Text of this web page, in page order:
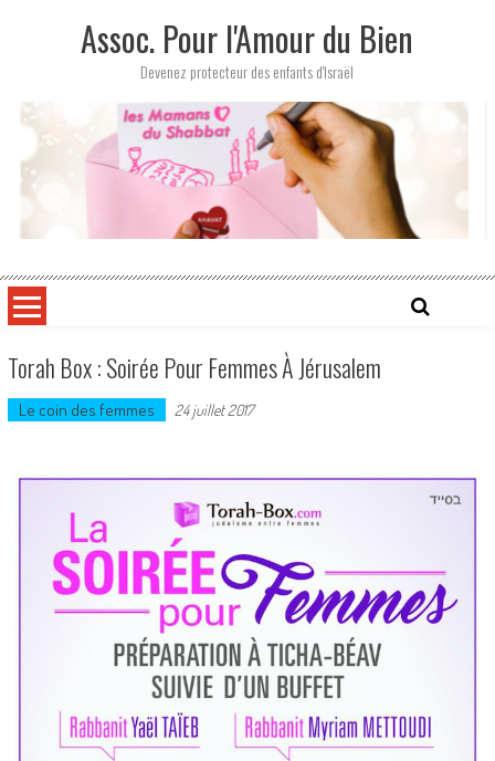
Assoc. Pour l'Amour du Bien
Devenez protecteur des enfants d'Israël
Torah Box : Soirée Pour Femmes À Jérusalem
Le coin des femmes 24 juillet 2017